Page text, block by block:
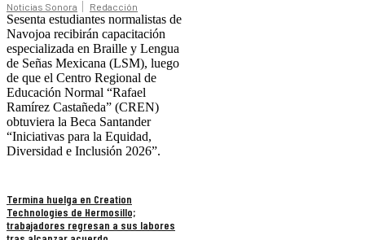
Noticias Sonora Redacción
Sesenta estudiantes normalistas de
Navojoa recibirán capacitación
especializada en Braille y Lengua
de Señas Mexicana (LSM), luego
de que el Centro Regional de
Educación Normal “Rafael
Ramírez Castañeda” (CREN)
obtuviera la Beca Santander
“Iniciativas para la Equidad,
Diversidad e Inclusión 2026”.
Termina huelga en Creation
Technologies de Hermosillo;
trabajadores regresan a sus labores